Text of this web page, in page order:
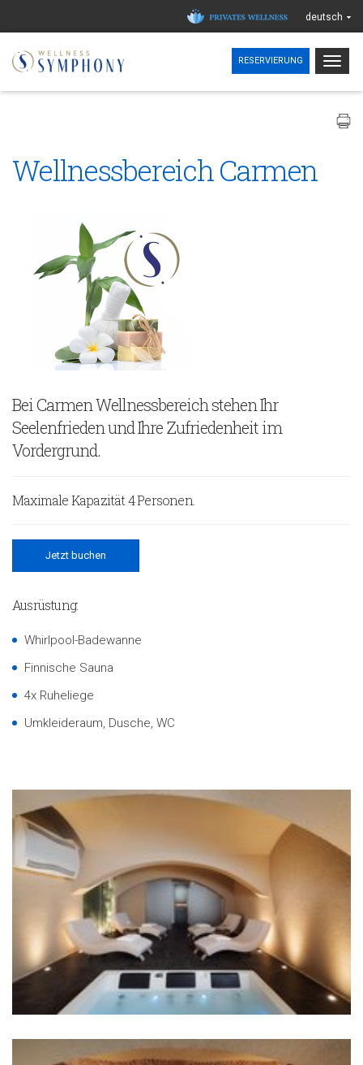
deutsch
RESERVIERUNG
Wellnessbereich Carmen
Bei Carmen Wellnessbereich stehen Ihr
Seelenfrieden und Ihre Zufriedenheit im
Vordergrund.
Maximale Kapazität 4 Personen.
Jetzt buchen
Ausrüstung:
Whirlpool-Badewanne
Finnische Sauna
4x Ruheliege
Umkleideraum, Dusche, WC